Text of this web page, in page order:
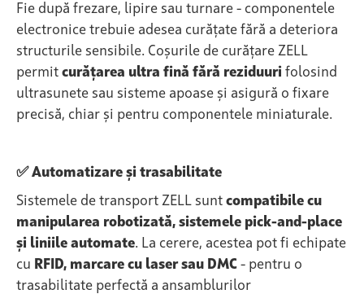
Fie după frezare, lipire sau turnare - componentele
electronice trebuie adesea curățate fără a deteriora
structurile sensibile. Coșurile de curățare ZELL
permit curățarea ultra fină fără reziduuri folosind
ultrasunete sau sisteme apoase și asigură o fixare
precisă, chiar și pentru componentele miniaturale.
✅ Automatizare și trasabilitate
Sistemele de transport ZELL sunt compatibile cu
manipularea robotizată, sistemele pick-and-place
și liniile automate. La cerere, acestea pot fi echipate
cu RFID, marcare cu laser sau DMC - pentru o
trasabilitate perfectă a ansamblurilor